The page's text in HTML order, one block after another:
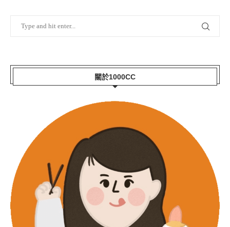
關於1000CC